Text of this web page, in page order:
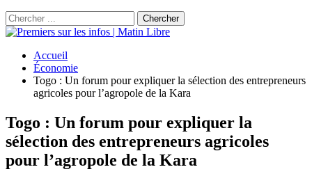
Accueil
Économie
Togo : Un forum pour expliquer la sélection des entrepreneurs
agricoles pour l’agropole de la Kara
Togo : Un forum pour expliquer la
sélection des entrepreneurs agricoles
pour l’agropole de la Kara